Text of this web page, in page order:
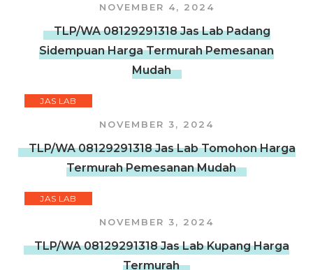
NOVEMBER 4, 2024
TLP/WA 08129291318 Jas Lab Padang
Sidempuan Harga Termurah Pemesanan
Mudah
JAS LAB
NOVEMBER 3, 2024
TLP/WA 08129291318 Jas Lab Tomohon Harga
Termurah Pemesanan Mudah
JAS LAB
NOVEMBER 3, 2024
TLP/WA 08129291318 Jas Lab Kupang Harga
Termurah